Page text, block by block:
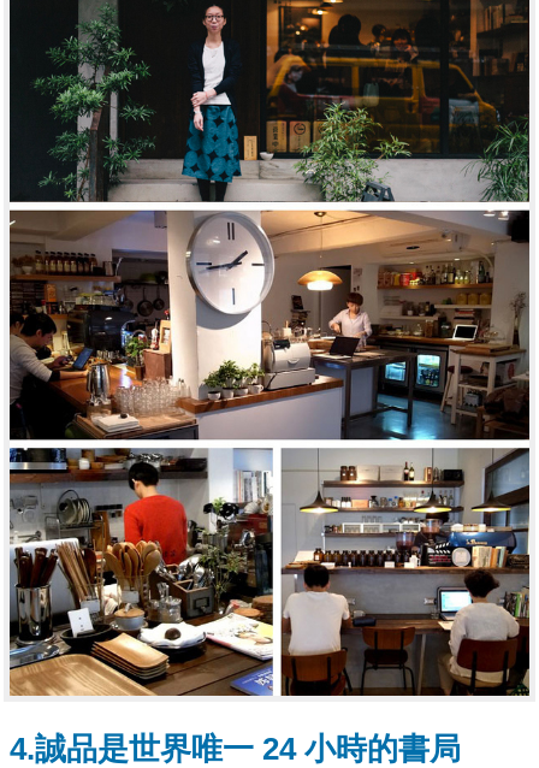
4.誠品是世界唯一 24 小時的書局